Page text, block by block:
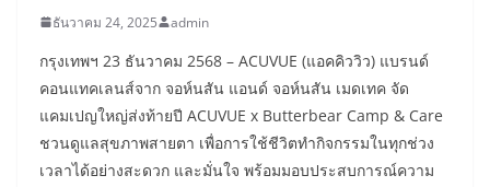
ธันวาคม 24, 2025 admin
กรุงเทพฯ 23 ธันวาคม 2568 – ACUVUE (แอคคิววิว) แบรนด์
คอนแทคเลนส์จาก จอห์นสัน แอนด์ จอห์นสัน เมดเทค จัด
แคมเปญใหญ่ส่งท้ายปี ACUVUE x Butterbear Camp & Care
ชวนดูแลสุขภาพสายตา เพื่อการใช้ชีวิตทำกิจกรรมในทุกช่วง
เวลาได้อย่างสะดวก และมั่นใจ พร้อมมอบประสบการณ์ความ